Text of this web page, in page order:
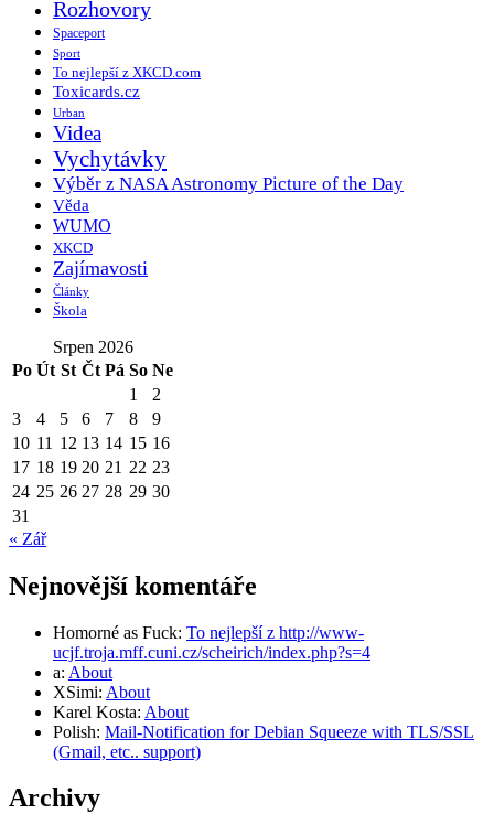
Rozhovory
Spaceport
Sport
To nejlepší z XKCD.com
Toxicards.cz
Urban
Videa
Vychytávky
Výběr z NASA Astronomy Picture of the Day
Věda
WUMO
XKCD
Zajímavosti
Články
Škola
Srpen 2026
Po Út St Čt Pá So Ne
1
2
3
4 5 6 7 8
9
10 11 12 13 14 15 16
17 18 19 20 21 22 23
24 25 26 27 28 29 30
31
« Zář
Nejnovější komentáře
Homorné as Fuck: To nejlepší z http://www-
ucjf.troja.mff.cuni.cz/scheirich/index.php?s=4
a: About
XSimi: About
Karel Kosta: About
Polish: Mail-Notification for Debian Squeeze with TLS/SSL
(Gmail, etc.. support)
Archivy